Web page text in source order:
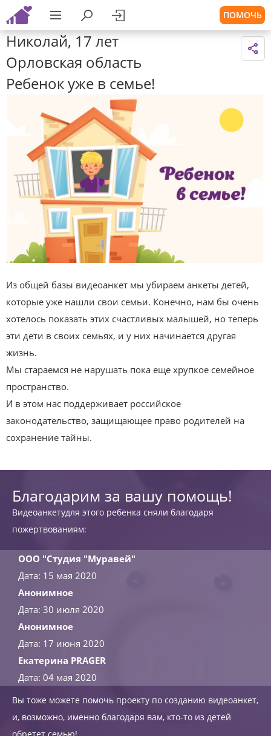
ПОМОЧЬ
Николай, 17 лет
Орловская область
Ребенок уже в семье!
Из общей базы видеоанкет мы убираем анкеты детей,
которые уже нашли свои семьи. Конечно, нам бы очень
хотелось показать этих счастливых малышей, но теперь
эти дети в своих семьях, и у них начинается другая
жизнь.
Мы стараемся не нарушать пока еще хрупкое семейное
пространство.
И в этом нас поддерживает российское
законодательство, защищающее право родителей на
сохранение тайны.
Благодарим за вашу помощь!
Видеоанкетудля этого ребенка сняли благодаря
пожертвованиям:
ООО "Студия "Муравей"
Дата: 15 мая 2020
Анонимное
Дата: 30 июля 2020
Анонимное
Дата: 17 июня 2020
Екатерина PRAGER
Дата: 04 мая 2020
Вы тоже можете помочь проекту по созданию видеоанкет,
и, возможно, именно благодаря вам, кто-то из детей